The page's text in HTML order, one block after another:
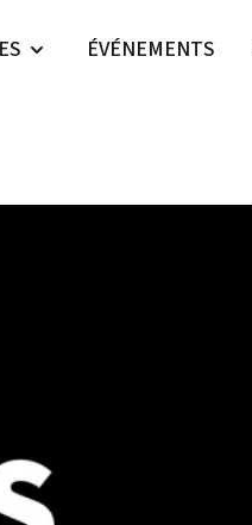
ÉVÉNEMENTS